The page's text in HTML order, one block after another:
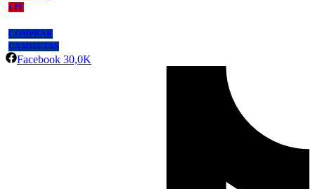
LPF
COMPRAR
CAMISETAS
Facebook 30,0K